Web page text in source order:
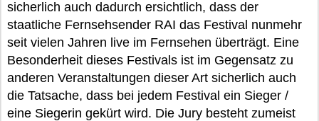
sicherlich auch dadurch ersichtlich, dass der
staatliche Fernsehsender RAI das Festival nunmehr
seit vielen Jahren live im Fernsehen überträgt. Eine
Besonderheit dieses Festivals ist im Gegensatz zu
anderen Veranstaltungen dieser Art sicherlich auch
die Tatsache, dass bei jedem Festival ein Sieger /
eine Siegerin gekürt wird. Die Jury besteht zumeist